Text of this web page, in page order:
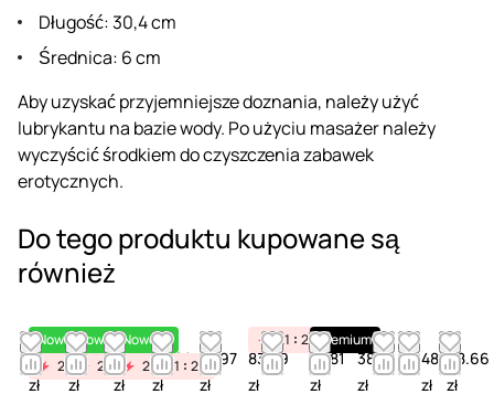
Długość: 30,4 cm
Średnica: 6 cm
Aby uzyskać przyjemniejsze doznania, należy użyć
lubrykantu na bazie wody. Po użyciu masażer należy
wyczyścić środkiem do czyszczenia zabawek
erotycznych.
Do tego produktu kupowane są
również
Nowość
21
21 23
48.89
zł
Nowość
21
21 23
43.41
zł
Nowość
21
21 23
62.69
zł
52.89
zł
47.97
zł
21 21 23
83.29
zł
Premium
57.81
zł
38.13
zł
48.61
zł
68.66
zł